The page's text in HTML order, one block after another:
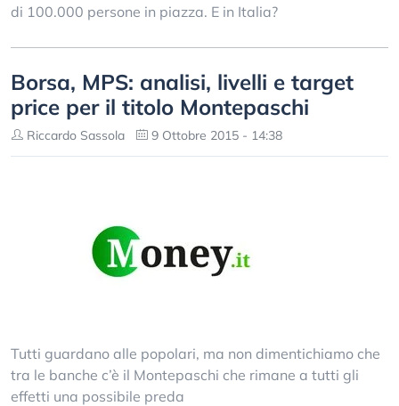
di 100.000 persone in piazza. E in Italia?
Borsa, MPS: analisi, livelli e target
price per il titolo Montepaschi
Riccardo Sassola 9 Ottobre 2015 - 14:38
Tutti guardano alle popolari, ma non dimentichiamo che
tra le banche c’è il Montepaschi che rimane a tutti gli
effetti una possibile preda